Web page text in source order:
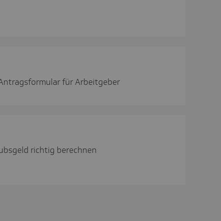
für Arbeitgeber
richtig berechnen